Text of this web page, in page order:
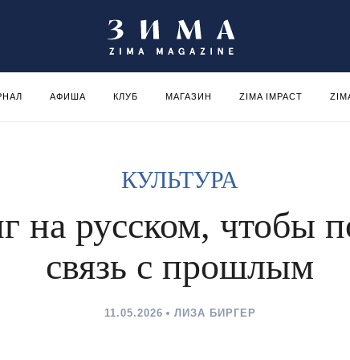
АФИША КЛУБ МАГАЗИН ZIMA IMPACT
КУЛЬТУРА
на русском, чтобы
связь с прошлым
11.05.2026 ЛИЗА БИРГЕР